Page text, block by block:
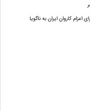
کاروان ایران به ناگویا